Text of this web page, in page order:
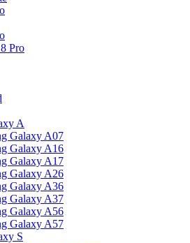
Pro
A
Galaxy A07
Galaxy A16
Galaxy A17
Galaxy A26
Galaxy A36
Galaxy A37
Galaxy A56
Galaxy A57
S